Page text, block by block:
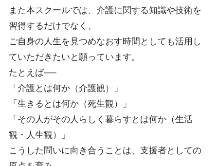
また本スクールでは、介護に関する知識や技術を
習得するだけでなく、
ご自身の人生を見つめなおす時間としても活用し
ていただきたいと願っています。
たとえば──
「介護とは何か（介護観）」
「生きるとは何か（死生観）」
「その人がその人らしく暮らすとは何か（生活
観・人生観）」
こうした問いに向き合うことは、支援者としての